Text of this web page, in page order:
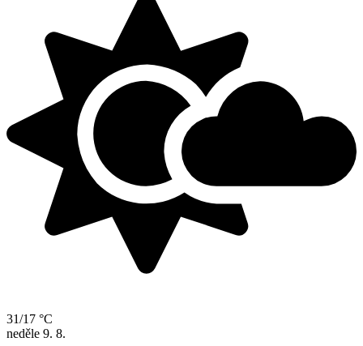
31/17 °C
neděle 9. 8.